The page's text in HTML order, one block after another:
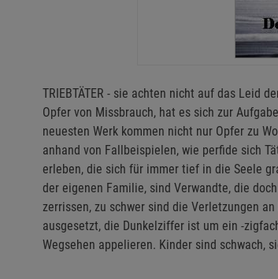
TRIEBTÄTER - sie achten nicht auf das Leid
Opfer von Missbrauch, hat es sich zur
neuesten Werk kommen nicht nur Opfer zu
anhand von Fallbeispielen, wie perfide sich
erleben, die sich für immer tief in die Seele
der eigenen Familie, sind Verwandte, die
zerrissen, zu schwer sind die Verletzungen
ausgesetzt, die Dunkelziffer ist um ein -
Wegsehen appelieren. Kinder sind schwach,